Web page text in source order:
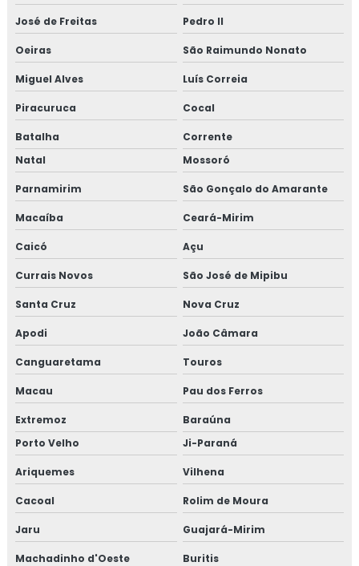
José de Freitas Pedro II
Oeiras São Raimundo Nonato
Miguel Alves Luís Correia
Piracuruca Cocal
Batalha
Corrente
Natal
Mossoró
Parnamirim São Gonçalo do Amarante
Macaíba Ceará-Mirim
Caicó Açu
Currais Novos São José de Mipibu
Santa Cruz Nova Cruz
Apodi João Câmara
Canguaretama Touros
Macau Pau dos Ferros
Extremoz
Baraúna
Porto Velho
Ji-Paraná
Ariquemes Vilhena
Cacoal Rolim de Moura
Jaru Guajará-Mirim
Machadinho d'Oeste Buritis